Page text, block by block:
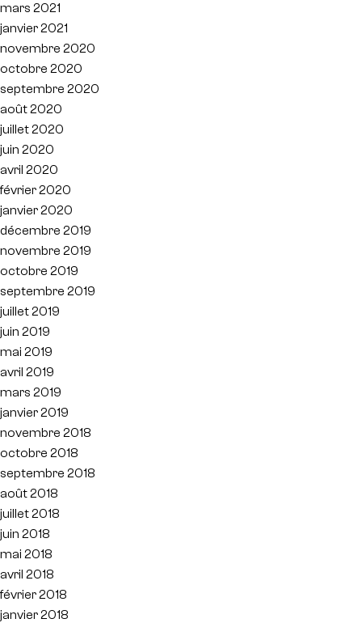
mars 2021
janvier 2021
novembre 2020
octobre 2020
septembre 2020
août 2020
juillet 2020
juin 2020
avril 2020
février 2020
janvier 2020
décembre 2019
novembre 2019
octobre 2019
septembre 2019
juillet 2019
juin 2019
mai 2019
avril 2019
mars 2019
janvier 2019
novembre 2018
octobre 2018
septembre 2018
août 2018
juillet 2018
juin 2018
mai 2018
avril 2018
février 2018
janvier 2018